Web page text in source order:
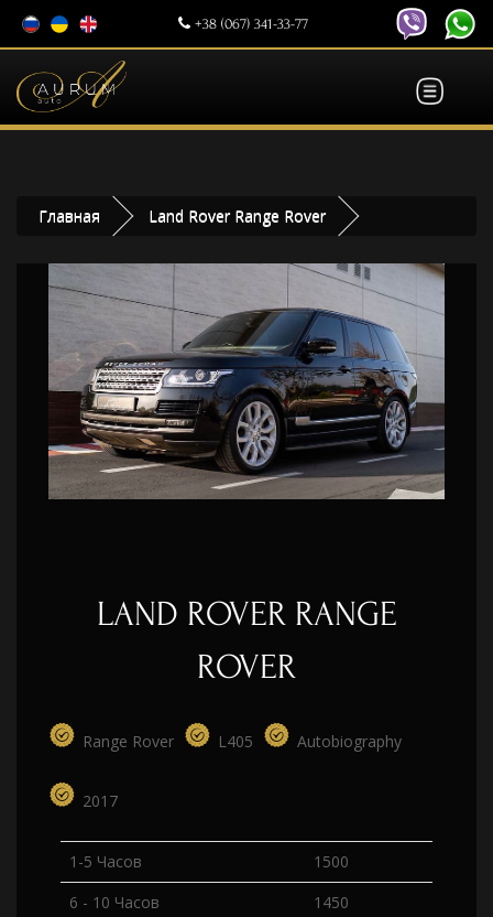
+38 (067) 341-33-77
Главная Land Rover Range Rover
LAND ROVER RANGE
ROVER
Range Rover L405 Autobiography
2017
1-5 Часов
1500
6 - 10 Часов
1450